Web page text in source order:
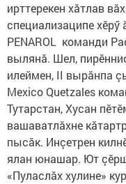
ирттерекен хăтлав
специализаципе хӗрӳ
PENAROL команди
вылянă. Шел,
илеймен, II вырăнпа
Mexico Quetzales
Тутарстан, Хусан
вашаватлăхне
пысăк. Инçетрен
ялан юнашар. Ют
«Пуласлăх хулине»